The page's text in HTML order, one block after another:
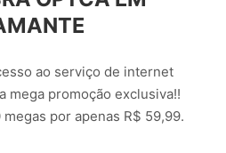
ao serviço de internet
mega promoção exclusiva!!
por apenas R$ 59,99.